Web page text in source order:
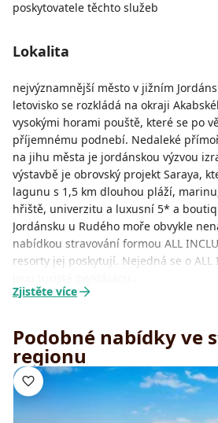
poskytovatele těchto služeb
Lokalita
nejvýznamnější město v jižním
letovisko se rozkládá na okraji
vysokými horami pouště, které se po
příjemnému podnebí. Nedaleké
na jihu města je jordánskou výzvou
výstavbě je obrovský projekt Saraya,
lagunu s 1,5 km dlouhou pláží,
hřiště, univerzitu a luxusní 5* a
Jordánsku u Rudého moře obvykle
nabídkou stravování formou ALL
resorty jej poskytují. Nejedná se o ALL
Zjistěte více
Podobné nabídky ve
regionu